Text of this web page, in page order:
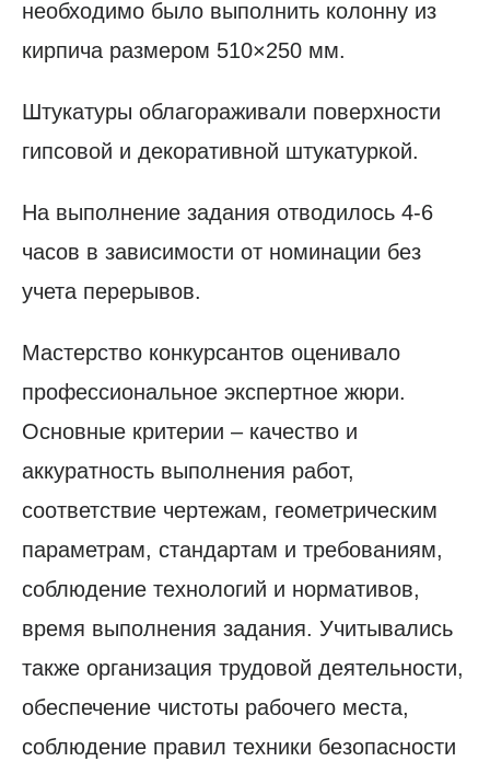
необходимо было выполнить колонну из
кирпича размером 510×250 мм.
Штукатуры облагораживали поверхности
гипсовой и декоративной штукатуркой.
На выполнение задания отводилось 4-6
часов в зависимости от номинации без
учета перерывов.
Мастерство конкурсантов оценивало
профессиональное экспертное жюри.
Основные критерии – качество и
аккуратность выполнения работ,
соответствие чертежам, геометрическим
параметрам, стандартам и требованиям,
соблюдение технологий и нормативов,
время выполнения задания. Учитывались
также организация трудовой деятельности,
обеспечение чистоты рабочего места,
соблюдение правил техники безопасности